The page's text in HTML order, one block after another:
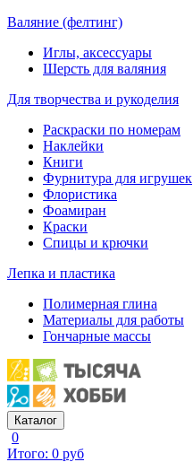
Валяние (фелтинг)
Иглы, аксессуары
Шерсть для валяния
Для творчества и рукоделия
Раскраски по номерам
Наклейки
Книги
Фурнитура для игрушек
Флористика
Фоамиран
Краски
Спицы и крючки
Лепка и пластика
Полимерная глина
Материалы для работы
Гончарные массы
Каталог
0
Итого: 0 руб